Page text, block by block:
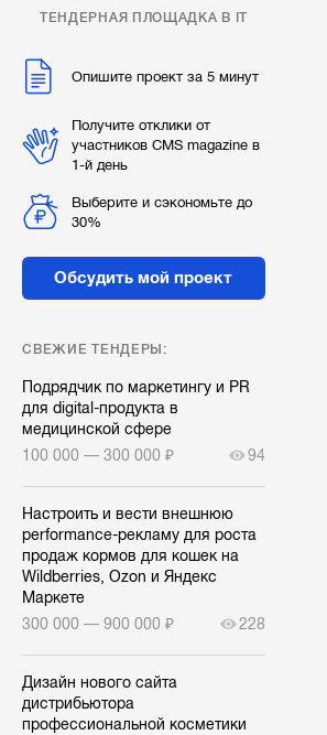
ТЕНДЕРНАЯ ПЛОЩАДКА В IT
Опишите проект за 5 минут
Получите отклики от
участников CMS magazine в
1-й день
Выберите и сэкономьте до
30%
Обсудить мой проект
СВЕЖИЕ ТЕНДЕРЫ:
Подрядчик по маркетингу и PR
для digital-продукта в
медицинской сфере
100 000 — 300 000 ₽
94
Настроить и вести внешнюю
performance-рекламу для роста
продаж кормов для кошек на
Wildberries, Ozon и Яндекс
Маркете
300 000 — 900 000 ₽
228
Дизайн нового сайта
дистрибьютора
профессиональной косметики